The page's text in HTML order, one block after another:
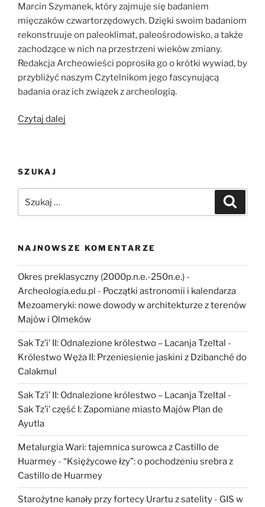
Marcin Szymanek, który zajmuje się badaniem
mięczaków czwartorzędowych. Dzięki swoim badaniom
rekonstruuje on paleoklimat, paleośrodowisko, a także
zachodzące w nich na przestrzeni wieków zmiany.
Redakcja Archeowieści poprosiła go o krótki wywiad, by
przybliżyć naszym Czytelnikom jego fascynującą
badania oraz ich związek z archeologią.
Czytaj dalej
o
archeologii
malakologią”
SZUKAJ
NAJNOWSZE KOMENTARZE
Okres preklasyczny (2000p.n.e.-250n.e.) -
Archeologia.edu.pl - Początki astronomii i kalendarza
Mezoameryki: nowe dowody w architekturze z terenów
Majów i Olmeków
Sak Tz’i’ II: Odnalezione królestwo – Lacanja Tzeltal -
Królestwo Węża II: Przeniesienie jaskini z Dzibanché do
Calakmul
Sak Tz’i’ II: Odnalezione królestwo – Lacanja Tzeltal -
Sak Tz’i’ część I: Zapomiane miasto Majów Plan de
Ayutla
Metalurgia Wari: tajemnica surowca z Castillo de
Huarmey - “Księżycowe łzy”: o pochodzeniu srebra z
Castillo de Huarmey
Starożytne kanały przy fortecy Urartu z satelity - GIS w